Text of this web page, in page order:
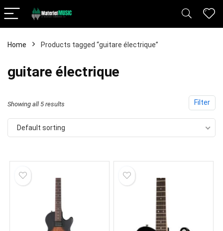
Home Products tagged “guitare électrique”
guitare électrique
Filter
Showing all 5 results
Default sorting